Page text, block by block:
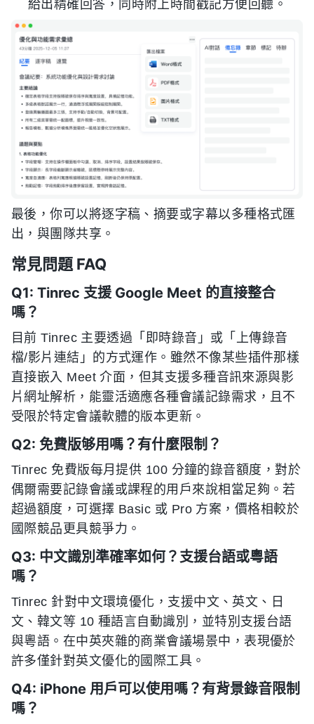
給出精確回答，同時附上時間戳記方便回聽。
最後，你可以將逐字稿、摘要或字幕以多種格式匯
出，與團隊共享。
常見問題 FAQ
Q1: Tinrec 支援 Google Meet 的直接整合
嗎？
目前 Tinrec 主要透過「即時錄音」或「上傳錄音
檔/影片連結」的方式運作。雖然不像某些插件那樣
直接嵌入 Meet 介面，但其支援多種音訊來源與影
片網址解析，能靈活適應各種會議記錄需求，且不
受限於特定會議軟體的版本更新。
Q2: 免費版够用嗎？有什麼限制？
Tinrec 免費版每月提供 100 分鐘的錄音額度，對於
偶爾需要記錄會議或課程的用戶來說相當足夠。若
超過額度，可選擇 Basic 或 Pro 方案，價格相較於
國際競品更具競爭力。
Q3: 中文識別準確率如何？支援台語或粵語
嗎？
Tinrec 針對中文環境優化，支援中文、英文、日
文、韓文等 10 種語言自動識別，並特別支援台語
與粵語。在中英夾雜的商業會議場景中，表現優於
許多僅針對英文優化的國際工具。
Q4: iPhone 用戶可以使用嗎？有背景錄音限制
嗎？